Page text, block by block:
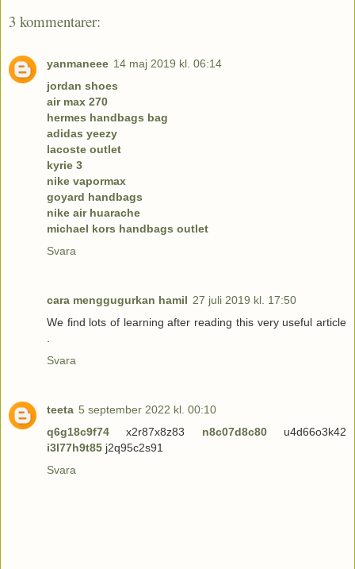
3 kommentarer:
yanmaneee 14 maj 2019 kl. 06:14
jordan shoes
air max 270
hermes handbags bag
adidas yeezy
lacoste outlet
kyrie 3
nike vapormax
goyard handbags
nike air huarache
michael kors handbags outlet
Svara
cara menggugurkan hamil 27 juli 2019 kl. 17:50
We find lots of learning after reading this very useful article
Svara
teeta 5 september 2022 kl. 00:10
q6g18c9f74 x2r87x8z83 n8c07d8c80u4d66o3k42
i3l77h9t85 j2q95c2s91
Svara